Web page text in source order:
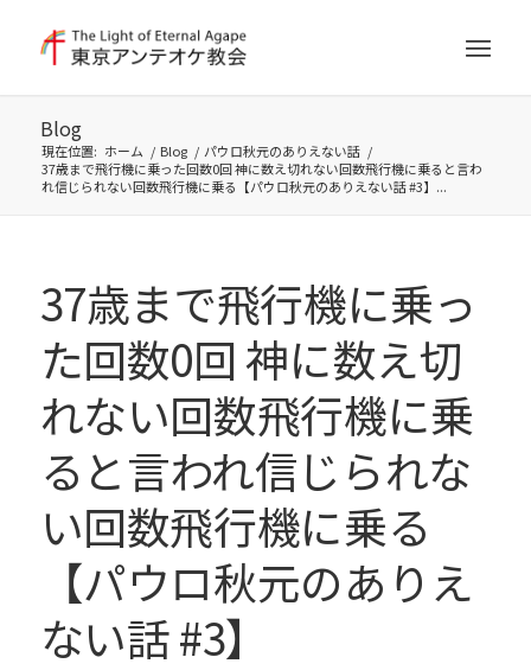
Blog
現在位置: ホーム / Blog / パウロ秋元のありえない話 /
37歳まで飛行機に乗った回数0回 神に数え切れない回数飛行機に乗ると言わ
れ信じられない回数飛行機に乗る【パウロ秋元のありえない話 #3】...
37歳まで飛行機に乗っ
た回数0回 神に数え切
れない回数飛行機に乗
ると言われ信じられな
い回数飛行機に乗る
【パウロ秋元のありえ
ない話 #3】